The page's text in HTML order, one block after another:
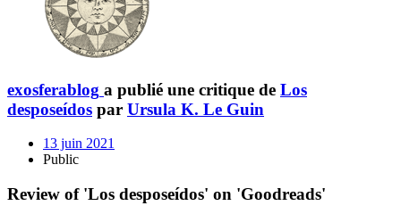
exosferablog a publié une critique de Los
desposeídos par Ursula K. Le Guin
13 juin 2021
Public
Review of 'Los desposeídos' on 'Goodreads'